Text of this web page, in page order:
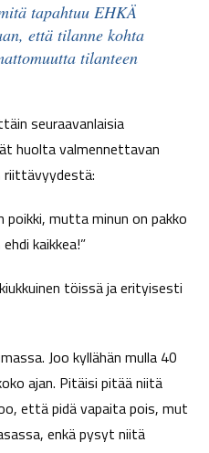
tapahtuu EHKÄ
että tilanne kohta
tilanteen
seuraavanlaisia
huolta valmennettavan
riittävyydestä:
poikki, mutta minun on pakko
kaikkea!”
töissä ja erityisesti
Joo kyllähän mulla 40
ajan. Pitäisi pitää niitä
että pidä vapaita pois, mut
enkä pysyt niitä